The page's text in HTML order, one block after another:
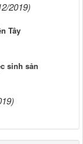
2019)
Tây
sinh sản